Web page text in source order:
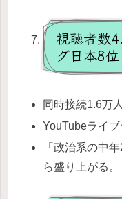
視聴者数
グ日本8位
同時接続1.6万
YouTubeライ
「政治系の中
ら盛り上がる。